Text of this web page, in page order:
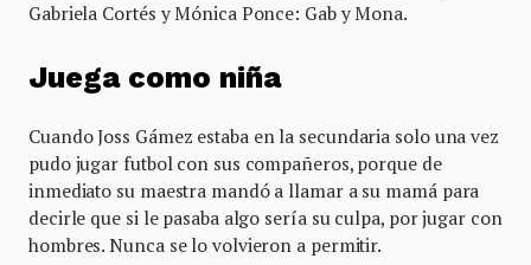
Gabriela Cortés y Mónica Ponce: Gab y Mona.
Juega como niña
Cuando Joss Gámez estaba en la secundaria solo una vez
pudo jugar futbol con sus compañeros, porque de
inmediato su maestra mandó a llamar a su mamá para
decirle que si le pasaba algo sería su culpa, por jugar con
hombres. Nunca se lo volvieron a permitir.